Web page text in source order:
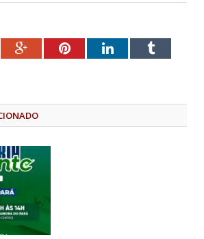
Google+PinterestLinkedInTumblr